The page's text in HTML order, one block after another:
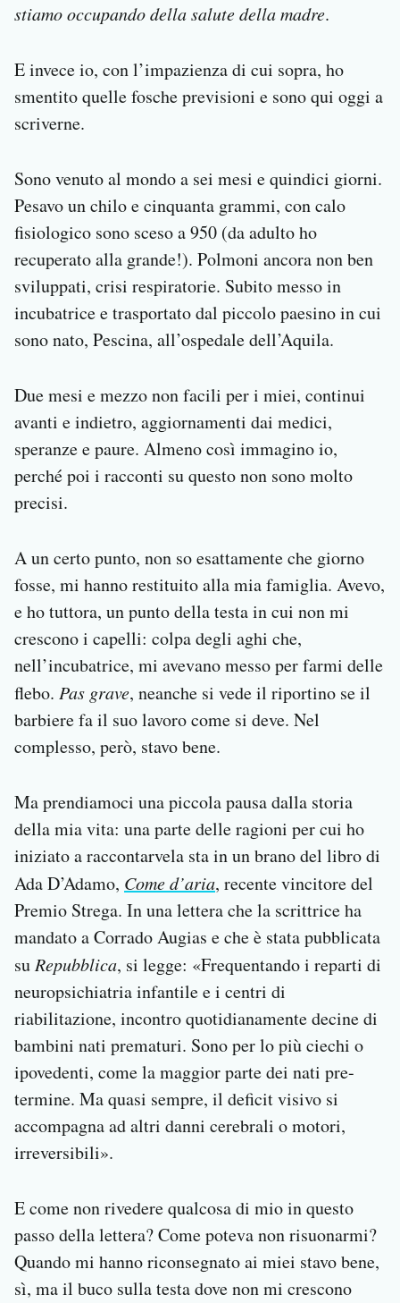
stiamo occupando della salute della madre.
E invece io, con l’impazienza di cui sopra, ho
smentito quelle fosche previsioni e sono qui oggi a
scriverne.
Sono venuto al mondo a sei mesi e quindici giorni.
Pesavo un chilo e cinquanta grammi, con calo
fisiologico sono sceso a 950 (da adulto ho
recuperato alla grande!). Polmoni ancora non ben
sviluppati, crisi respiratorie. Subito messo in
incubatrice e trasportato dal piccolo paesino in cui
sono nato, Pescina, all’ospedale dell’Aquila.
Due mesi e mezzo non facili per i miei, continui
avanti e indietro, aggiornamenti dai medici,
speranze e paure. Almeno così immagino io,
perché poi i racconti su questo non sono molto
precisi.
A un certo punto, non so esattamente che giorno
fosse, mi hanno restituito alla mia famiglia. Avevo,
e ho tuttora, un punto della testa in cui non mi
crescono i capelli: colpa degli aghi che,
nell’incubatrice, mi avevano messo per farmi delle
flebo. Pas grave, neanche si vede il riportino se il
barbiere fa il suo lavoro come si deve. Nel
complesso, però, stavo bene.
Ma prendiamoci una piccola pausa dalla storia
della mia vita: una parte delle ragioni per cui ho
iniziato a raccontarvela sta in un brano del libro di
Ada D’Adamo, Come d’aria, recente vincitore del
Premio Strega. In una lettera che la scrittrice ha
mandato a Corrado Augias e che è stata pubblicata
su Repubblica, si legge: «Frequentando i reparti di
neuropsichiatria infantile e i centri di
riabilitazione, incontro quotidianamente decine di
bambini nati prematuri. Sono per lo più ciechi o
ipovedenti, come la maggior parte dei nati pre-
termine. Ma quasi sempre, il deficit visivo si
accompagna ad altri danni cerebrali o motori,
irreversibili».
E come non rivedere qualcosa di mio in questo
passo della lettera? Come poteva non risuonarmi?
Quando mi hanno riconsegnato ai miei stavo bene,
sì, ma il buco sulla testa dove non mi crescono